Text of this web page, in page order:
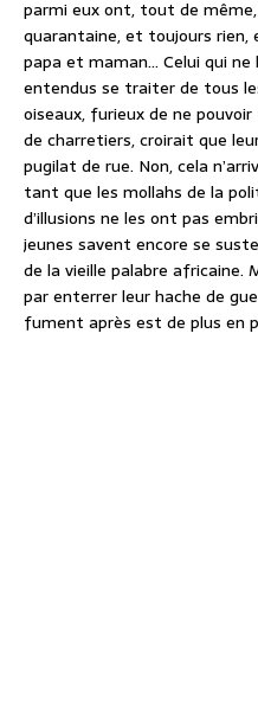
parmi eux ont, tout de
quarantaine, et toujours rien,
papa et maman… Celui qui
entendus se traiter de tous
oiseaux, furieux de ne
de charretiers, croirait que
pugilat de rue. Non, cela
tant que les mollahs de la
d’illusions ne les ont pas
jeunes savent encore se
de la vieille palabre africaine.
par enterrer leur hache de
fument après est de plus en